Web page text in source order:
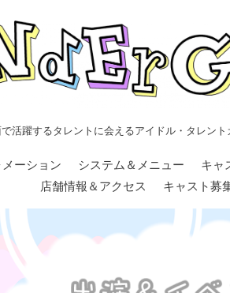
活躍するタレントに会えるアイドル・タレント
ーション システム＆メニュー キャ
店舗情報＆アクセス
キャスト募